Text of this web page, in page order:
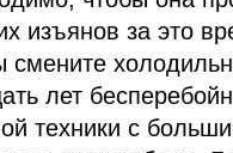
изъянов за это
смените
лет
техники с